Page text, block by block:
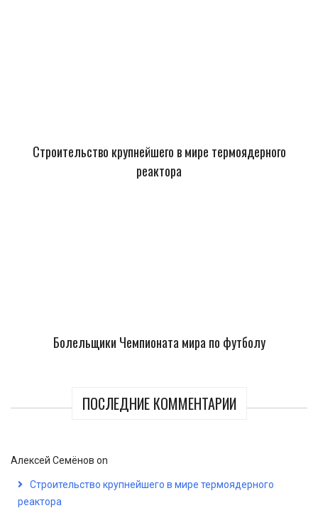
Строительство крупнейшего в мире термоядерного
реактора
Болельщики Чемпионата мира по футболу
ПОСЛЕДНИЕ КОММЕНТАРИИ
Алексей Семёнов on
Строительство крупнейшего в мире термоядерного
реактора